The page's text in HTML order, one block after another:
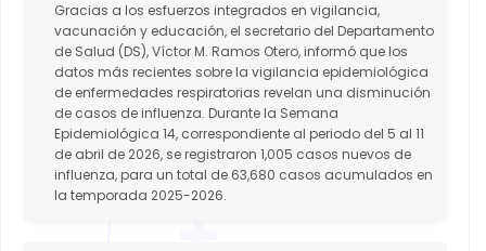
Gracias a los esfuerzos integrados en vigilancia,
vacunación y educación, el secretario del Departamento
de Salud (DS), Víctor M. Ramos Otero, informó que los
datos más recientes sobre la vigilancia epidemiológica
de enfermedades respiratorias revelan una disminución
de casos de influenza. Durante la Semana
Epidemiológica 14, correspondiente al periodo del 5 al 11
de abril de 2026, se registraron 1,005 casos nuevos de
influenza, para un total de 63,680 casos acumulados en
la temporada 2025-2026.